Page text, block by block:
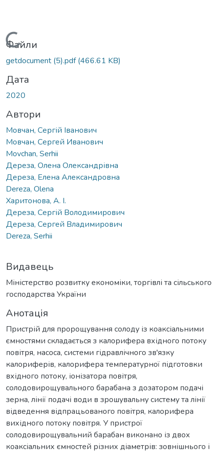
Вантажиться...
Файли
getdocument (5).pdf(466.61 KB)
Дата
2020
Автори
Мовчан, Сергій Іванович
Мовчан, Сергей Иванович
Movchan, Serhii
Дереза, Олена Олександрівна
Дереза, Елена Александровна
Dereza, Olena
Харитонова, А. І.
Дереза, Сергій Володимирович
Дереза, Сергей Владимирович
Dereza, Serhii
Видавець
Міністерство розвитку економіки, торгівлі та сільського
господарства України
Анотація
Пристрій для пророщування солоду із коаксіальними
ємностями складається з калорифера вхідного потоку
повітря, насоса, системи гідравлічного зв'язку
калориферів, калорифера температурної підготовки
вхідного потоку, іонізатора повітря,
солодовирощувального барабана з дозатором подачі
зерна, лінії подачі води в зрошувальну систему та лінії
відведення відпрацьованого повітря, калорифера
вихідного потоку повітря. У пристрої
солодовирощувальний барабан виконано із двох
коаксіальних ємностей різних діаметрів: зовнішнього і